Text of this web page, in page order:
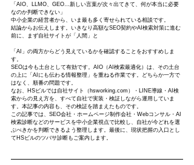
「AIO、LLMO、GEO…新しい言葉が次々出てきて、何が本当に必要
なのか判断できない」
中小企業の経営者から、いま最も多く寄せられている相談です。
結論からお伝えします。いきなり高額なSEO契約やAI検索対策に進む
前に、まず自社サイトが「人間」と
「AI」の両方からどう見えているかを確認することをおすすめしま
す。
SEOは今も土台として有効です。AIO（AI検索最適化）は、その土台
の上に「AIにも伝わる情報整理」を重ねる作業です。どちらか一方で
はなく、順番の問題です。
なお、HSビルでは自社サイト（hsworking.com）・LINE導線・AI検
索からの見え方を、すべて自社で実装・検証しながら運用していま
す。本記事の内容も、その検証を踏まえたものです。
この記事では、SEO会社・ホームページ制作会社・Webコンサル・AI
検索診断などのサービスを中小企業視点で比較し、自社が今どれを選
ぶべきかを判断できるよう整理します。最後に、現状把握の入口とし
てHSビルのツバサ診断もご案内します。